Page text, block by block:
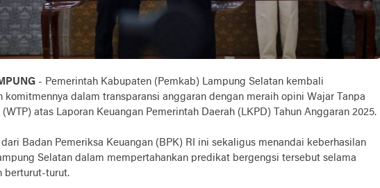
- Pemerintah Kabupaten (Pemkab) Lampung Selatan kembali
komitmennya dalam transparansi anggaran dengan meraih opini Wajar Tanpa
atas Laporan Keuangan Pemerintah Daerah (LKPD) Tahun Anggaran 2025.
dari Badan Pemeriksa Keuangan (BPK) RI ini sekaligus menandai keberhasilan
Selatan dalam mempertahankan predikat bergengsi tersebut selama
berturut-turut.